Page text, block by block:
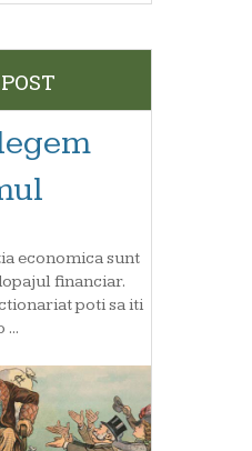
economica sunt
financiar.
poti sa iti
...